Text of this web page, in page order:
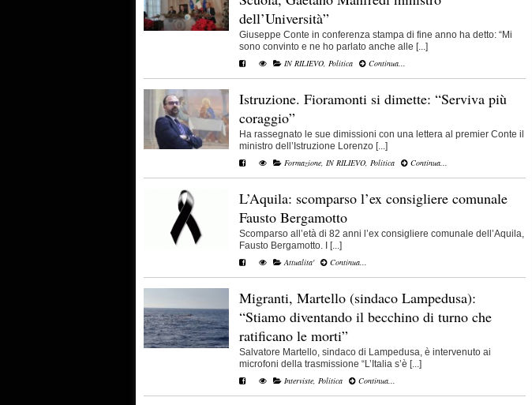
dell’Università”
Giuseppe Conte in conferenza stampa di fine anno ha detto: “Mi
sono convinto e ne ho parlato anche alle [...]
IN RILIEVO, Politica Continua...
Istruzione. Fioramonti si dimette: “Serviva più
coraggio”
Ha rassegnato le sue dimissioni con una lettera al premier Conte il
ministro dell’Istruzione Lorenzo [...]
Formazione, IN RILIEVO, Politica Continua...
L’Aquila: scomparso l’ex consigliere comunale
Fausto Bergamotto
Scomparso all’età di 82 anni l’ex consigliere comunale dell’Aquila,
Fausto Bergamotto. I [...]
Attualita'
Continua...
Migranti, Martello (sindaco Lampedusa):
“Stiamo diventando il becchino di turno che
ratificano le morti”
Salvatore Martello, sindaco di Lampedusa, è intervenuto ai
microfoni della trasmissione “L’Italia s’è [...]
Interviste Politica Continua...